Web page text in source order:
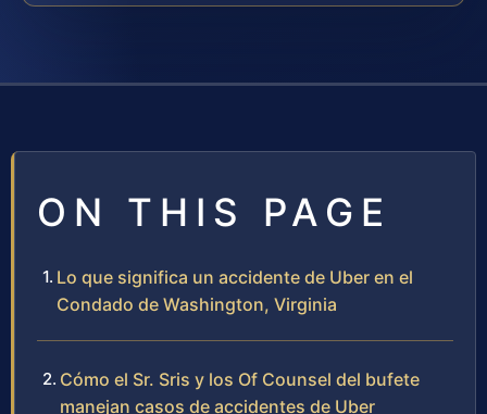
ON THIS PAGE
Lo que significa un accidente de Uber en el
Condado de Washington, Virginia
Cómo el Sr. Sris y los Of Counsel del bufete
manejan casos de accidentes de Uber